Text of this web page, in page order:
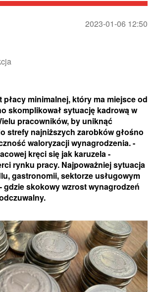
2023-01-06 12:50
minimalnej, który ma miejsce od
skomplikował sytuację kadrową w
pracowników, by uniknąć
strefy najniższych zarobków głośno
waloryzacji wynagrodzenia. -
kręci się jak karuzela -
rynku pracy. Najpoważniej sytuacja
gastronomii, sektorze usługowym
gdzie skokowy wzrost wynagrodzeń